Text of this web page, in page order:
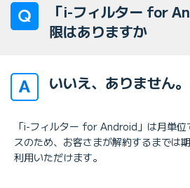
「i-フィルター for
限はありますか
いいえ、ありません。
「i-フィルター for Android」は月単位
スのため、お客さまが解約するまでは
利用いただけます。